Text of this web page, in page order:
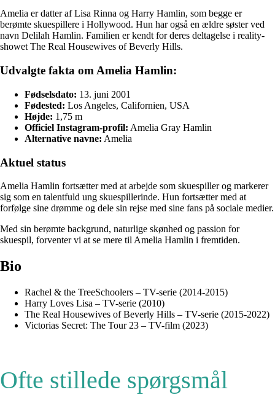
Amelia er datter af Lisa Rinna og Harry Hamlin, som begge er
berømte skuespillere i Hollywood. Hun har også en ældre søster ved
navn Delilah Hamlin. Familien er kendt for deres deltagelse i reality-
showet The Real Housewives of Beverly Hills.
Udvalgte fakta om Amelia Hamlin:
Fødselsdato: 13. juni 2001
Fødested: Los Angeles, Californien, USA
Højde: 1,75 m
Officiel Instagram-profil: Amelia Gray Hamlin
Alternative navne: Amelia
Aktuel status
Amelia Hamlin fortsætter med at arbejde som skuespiller og markerer
sig som en talentfuld ung skuespillerinde. Hun fortsætter med at
forfølge sine drømme og dele sin rejse med sine fans på sociale medier.
Med sin berømte backgrund, naturlige skønhed og passion for
skuespil, forventer vi at se mere til Amelia Hamlin i fremtiden.
Bio
Rachel & the TreeSchoolers – TV-serie (2014-2015)
Harry Loves Lisa – TV-serie (2010)
The Real Housewives of Beverly Hills – TV-serie (2015-2022)
Victorias Secret: The Tour 23 – TV-film (2023)
Ofte stillede spørgsmål